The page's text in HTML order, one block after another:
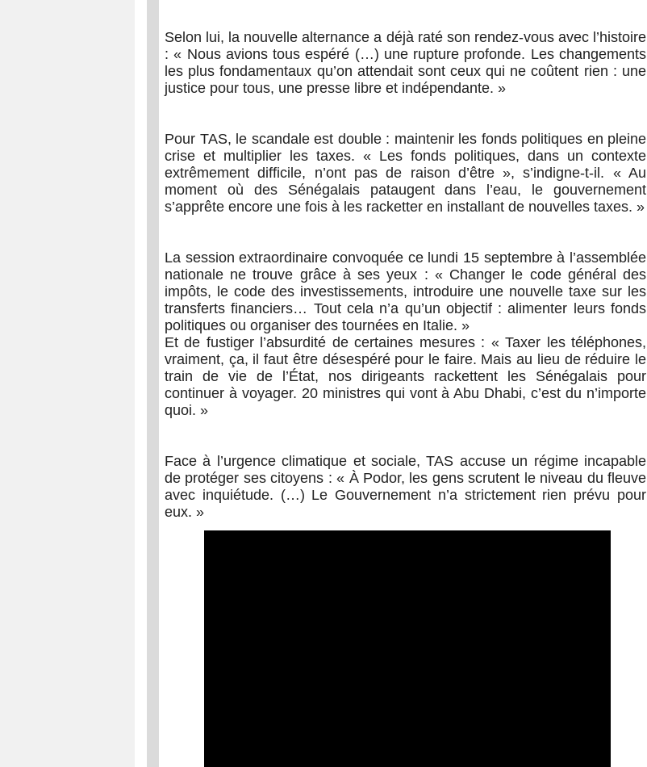
Selon lui, la nouvelle alternance a déjà raté son rendez-vous avec l’histoire
: « Nous avions tous espéré (…) une rupture profonde. Les changements
les plus fondamentaux qu’on attendait sont ceux qui ne coûtent rien : une
justice pour tous, une presse libre et indépendante. »
Pour TAS, le scandale est double : maintenir les fonds politiques en pleine
crise et multiplier les taxes. « Les fonds politiques, dans un contexte
extrêmement difficile, n’ont pas de raison d’être », s’indigne-t-il. « Au
moment où des Sénégalais pataugent dans l’eau, le gouvernement
s’apprête encore une fois à les racketter en installant de nouvelles taxes. »
La session extraordinaire convoquée ce lundi 15 septembre à l’assemblée
nationale ne trouve grâce à ses yeux : « Changer le code général des
impôts, le code des investissements, introduire une nouvelle taxe sur les
transferts financiers… Tout cela n’a qu’un objectif : alimenter leurs fonds
politiques ou organiser des tournées en Italie. »
Et de fustiger l’absurdité de certaines mesures : « Taxer les téléphones,
vraiment, ça, il faut être désespéré pour le faire. Mais au lieu de réduire le
train de vie de l’État, nos dirigeants rackettent les Sénégalais pour
continuer à voyager. 20 ministres qui vont à Abu Dhabi, c’est du n’importe
quoi. »
Face à l’urgence climatique et sociale, TAS accuse un régime incapable
de protéger ses citoyens : « À Podor, les gens scrutent le niveau du fleuve
avec inquiétude. (…) Le Gouvernement n’a strictement rien prévu pour
eux. »